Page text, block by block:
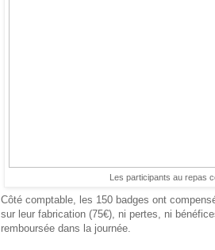
Les participants au repas
Côté comptable, les 150 badges ont
sur leur fabrication (75€), ni pertes, ni
remboursée dans la journée.